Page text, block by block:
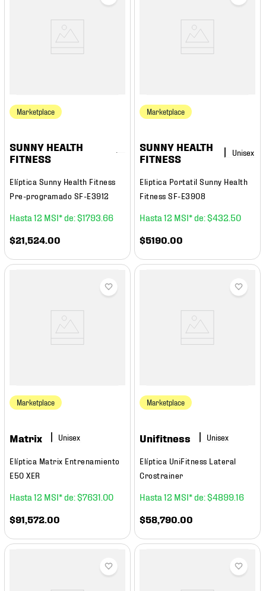
Marketplace
SUNNY HEALTH
FITNESS
Elíptica Sunny Health Fitness
Pre-programado SF-E3912
12 $1793 66
$21,524.00
Marketplace
SUNNY HEALTH
FITNESS
Eliptica Portatil Sunny Health
Fitness SF-E3908
12 $432 50
$5190.00
Marketplace
Matrix
Elíptica Matrix Entrenamiento
E50 XER
12 $7631 00
$91,572.00
Marketplace
Unifitness
Elíptica UniFitness Lateral
Crostrainer
12 $4899.16
$58,790.00